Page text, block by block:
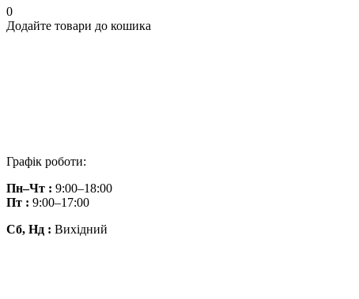
0
Додайте товари до кошика
Графік роботи:
Пн–Чт : 9:00–18:00
Пт : 9:00–17:00
Сб, Нд : Вихідний